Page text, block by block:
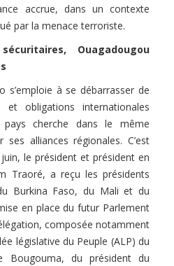
accrue, dans un contexte
par la menace terroriste.
Ouagadougou
s’emploie à se débarrasser de
et obligations internationales
cherche dans le même
alliances régionales. C’est
le président et président en
Traoré, a reçu les présidents
Burkina Faso, du Mali et du
en place du futur Parlement
composée notamment
législative du Peuple (ALP) du
Bougouma, du président du